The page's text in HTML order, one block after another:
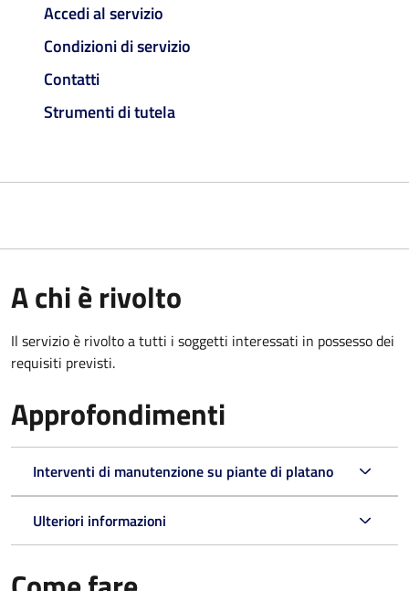
Accedi al servizio
Condizioni di servizio
Contatti
Strumenti di tutela
A chi è rivolto
Il servizio è rivolto a tutti i soggetti interessati in possesso dei
requisiti previsti.
Approfondimenti
Interventi di manutenzione su piante di platano
Ulteriori informazioni